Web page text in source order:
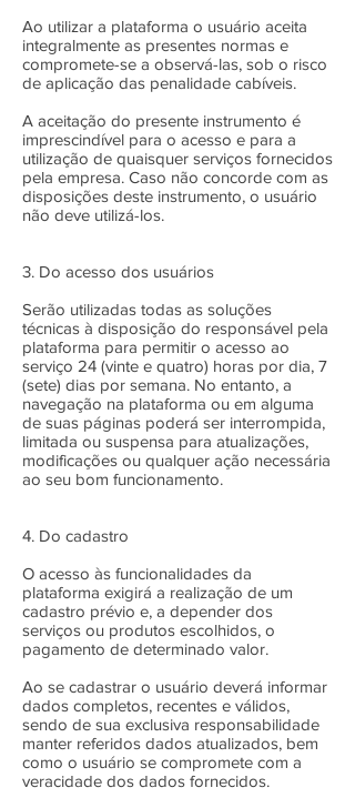
Ao utilizar a plataforma o usuário aceita
integralmente as presentes normas e
compromete-se a observá-las, sob o risco
de aplicação das penalidade cabíveis.
A aceitação do presente instrumento é
imprescindível para o acesso e para a
utilização de quaisquer serviços fornecidos
pela empresa. Caso não concorde com as
disposições deste instrumento, o usuário
não deve utilizá-los.
3. Do acesso dos usuários
Serão utilizadas todas as soluções
técnicas à disposição do responsável pela
plataforma para permitir o acesso ao
serviço 24 (vinte e quatro) horas por dia, 7
(sete) dias por semana. No entanto, a
navegação na plataforma ou em alguma
de suas páginas poderá ser interrompida,
limitada ou suspensa para atualizações,
modificações ou qualquer ação necessária
ao seu bom funcionamento.
4. Do cadastro
O acesso às funcionalidades da
plataforma exigirá a realização de um
cadastro prévio e, a depender dos
serviços ou produtos escolhidos, o
pagamento de determinado valor.
Ao se cadastrar o usuário deverá informar
dados completos, recentes e válidos,
sendo de sua exclusiva responsabilidade
manter referidos dados atualizados, bem
como o usuário se compromete com a
veracidade dos dados fornecidos.